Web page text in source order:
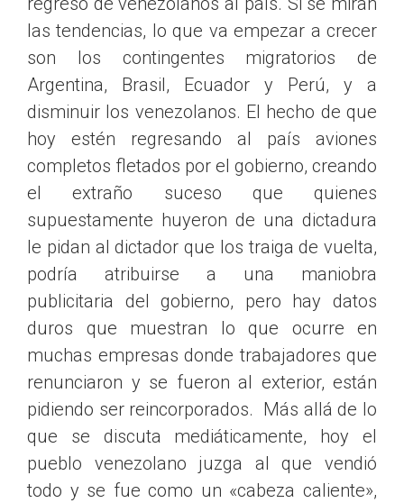
las tendencias, lo que va empezar a crecer
son los contingentes migratorios de
Argentina, Brasil, Ecuador y Perú, y a
disminuir los venezolanos. El hecho de que
hoy estén regresando al país aviones
completos fletados por el gobierno, creando
el extraño suceso que quienes
supuestamente huyeron de una dictadura
le pidan al dictador que los traiga de vuelta,
podría atribuirse a una maniobra
publicitaria del gobierno, pero hay datos
duros que muestran lo que ocurre en
muchas empresas donde trabajadores que
renunciaron y se fueron al exterior, están
pidiendo ser reincorporados. Más allá de lo
que se discuta mediáticamente, hoy el
pueblo venezolano juzga al que vendió
todo y se fue como un «cabeza caliente»,